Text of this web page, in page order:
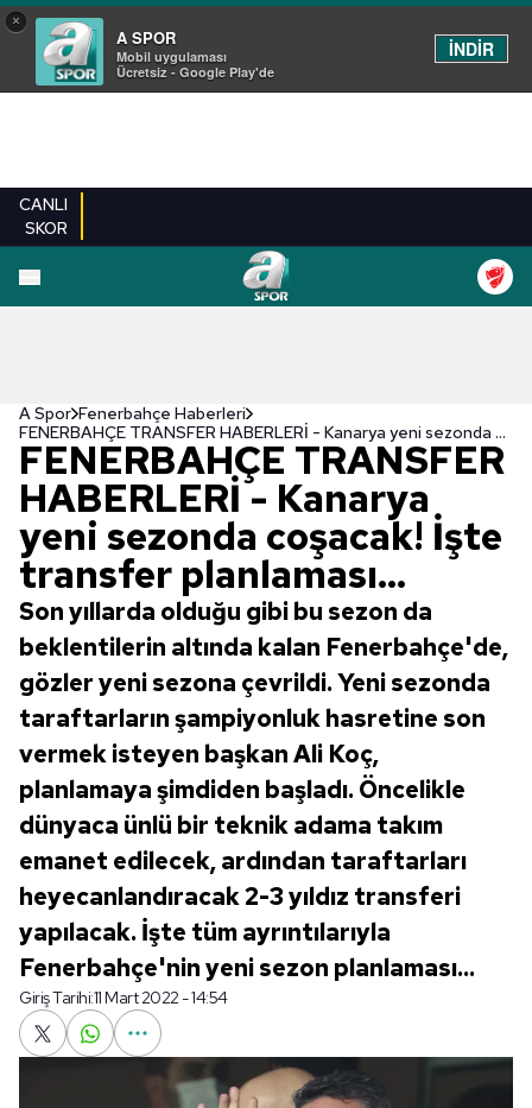
×
A SPOR
Mobil uygulaması
Ücretsiz - Google Play'de
İNDİR
CANLI
SKOR
A Spor Fenerbahçe Haberleri
FENERBAHÇE TRANSFER HABERLERİ - Kanarya yeni sezonda coşacak! İşte transfer planlaması...
FENERBAHÇE TRANSFER
HABERLERİ - Kanarya
yeni sezonda coşacak! İşte
transfer planlaması...
Son yıllarda olduğu gibi bu sezon da
beklentilerin altında kalan Fenerbahçe'de,
gözler yeni sezona çevrildi. Yeni sezonda
taraftarların şampiyonluk hasretine son
vermek isteyen başkan Ali Koç,
planlamaya şimdiden başladı. Öncelikle
dünyaca ünlü bir teknik adama takım
emanet edilecek, ardından taraftarları
heyecanlandıracak 2-3 yıldız transferi
yapılacak. İşte tüm ayrıntılarıyla
Fenerbahçe'nin yeni sezon planlaması...
Giriş Tarihi:11 Mart 2022 - 14:54